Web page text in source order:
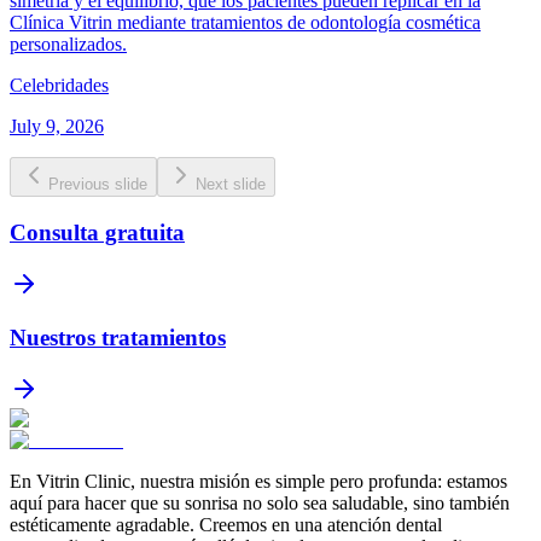
Clínica Vitrin mediante tratamientos de odontología cosmética
personalizados.
Celebridades
July 9, 2026
Previous slide Next slide
Consulta gratuita
Nuestros tratamientos
En Vitrin Clinic, nuestra misión es simple pero profunda: estamos
aquí para hacer que su sonrisa no solo sea saludable, sino también
estéticamente agradable. Creemos en una atención dental